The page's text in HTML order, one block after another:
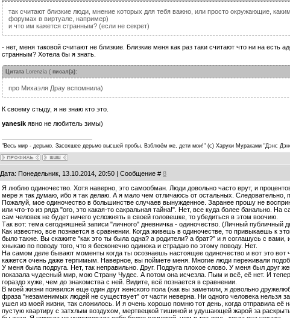
так считают близкие люди, мнение которых для тебя важно, или просто окружающие,
форумах в виртуале, например)
и что им кажется странным? (если не секрет)
- нет, меня таковой считают не близкие. Близкие меня как раз таки считают что ни на есть
странным? Хотела бы я знать.
Цитата Lorenzia ( писал(а):
про Михаэля Драу вспомнила)
К своему стыду, я не знаю кто это.
yanesik явно не любитель зимы)
"Весь мир - дерьмо. Засохшее дерьмо высшей пробы. Взблюём же, дети мои!" (с) Харуки Мураками "Дэнс
Дата: Понедельник, 13.10.2014, 20:50 | Сообщение # 8
Я люблю одиночество. Хотя наверно, это самообман. Люди довольно часто врут, и
мере я так думаю, ибо я так делаю. А я мало чем отличаюсь от остальных. Следовательно,
Пожалуй, мое одиночество в большинстве случаев вынужденное. Заранее прошу не
или что-то из ряда "ого, это какая-то сакральная тайна!". Нет, все куда более
сам человек не будет ничего усложнять в своей головешке, то убедиться в этом воочию.
Так вот: тема сегодняшней записи "личного" дневничка - одиночество. (Личный публичный
Как известно, все познается в сравнении. Когда живешь в одиночестве, то привыкаешь к
было также. Вы скажите "как это ты была одна? а родители? а брат?" и я соглашусь с
хныкаю по поводу того, что я бесконечно одинока и страдаю по этому поводу. Нет.
На самом деле бывают моменты когда ты осознаешь настоящее одиночество и вот это вот
кажется очень даже терпимым. Наверное, вы поймете меня. Многие люди переживали
У меня была подруга. Нет, так неправильно. Друг. Подруга плохое слово. У меня был друг
показала чудесный мир, мою Страну Чудес. А потом она исчезла. Пым и всё, её нет. И
гораздо хуже, чем до знакомства с ней. Видите, всё познается в сравнении.
В моей жизни появился еще один друг женского пола (как вы заметили, я довольно
фраза "незаменимых людей не существует" от части неверна. Ни одного человека нельзя
ушел из моей жизни, так сложилось. И я очень хорошо помню тот день, когда отправила её
пустую квартиру с затхлым воздухом, мертвецкой тишиной и удушающей жарой за